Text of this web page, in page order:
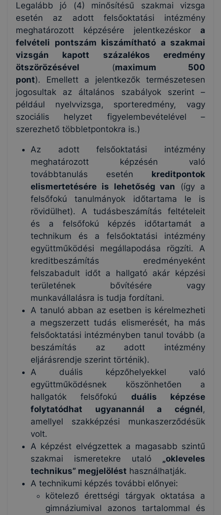
Legalább jó (4) minősítésű szakmai vizsga
esetén az adott felsőoktatási intézmény
meghatározott képzésére jelentkezéskor a
felvételi pontszám kiszámítható a szakmai
vizsgán kapott százalékos eredmény
ötszörözésével (maximum 500
pont). Emellett a jelentkezők természetesen
jogosultak az általános szabályok szerint –
például nyelvvizsga, sporteredmény, vagy
szociális helyzet figyelembevételével –
szerezhető többletpontokra is.)
Az adott felsőoktatási intézmény
meghatározott képzésén való
továbbtanulás esetén kreditpontok
elismertetésére is lehetőség van (így a
felsőfokú tanulmányok időtartama le is
rövidülhet). A tudásbeszámítás feltételeit
és a felsőfokú képzés időtartamát a
technikum és a felsőoktatási intézmény
együttműködési megállapodása rögzíti. A
kreditbeszámítás eredményeként
felszabadult időt a hallgató akár képzési
területének bővítésére vagy
munkavállalásra is tudja fordítani.
A tanuló abban az esetben is kérelmezheti
a megszerzett tudás elismerését, ha más
felsőoktatási intézményben tanul tovább (a
beszámítás az adott intézmény
eljárásrendje szerint történik).
A duális képzőhelyekkel való
együttműködésnek köszönhetően a
hallgatók felsőfokú duális képzése
folytatódhat ugyanannál a cégnél,
amellyel szakképzési munkaszerződésük
volt.
A képzést elvégzettek a magasabb szintű
szakmai ismeretekre utaló „okleveles
technikus” megjelölést használhatják.
A technikumi képzés további előnyei:
kötelező érettségi tárgyak oktatása a
gimnáziumival azonos tartalommal és